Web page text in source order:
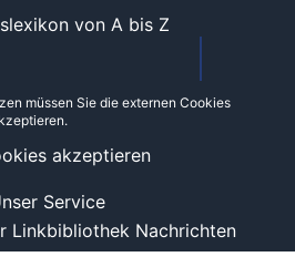
Service
Linkbibliothek Nachrichten
von A bis Z
müssen Sie die externen Cookies
akzeptieren